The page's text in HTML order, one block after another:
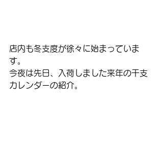
店内も冬支度が徐々に始まっていま
す。
今夜は先日、入荷しました来年の干支
カレンダーの紹介。